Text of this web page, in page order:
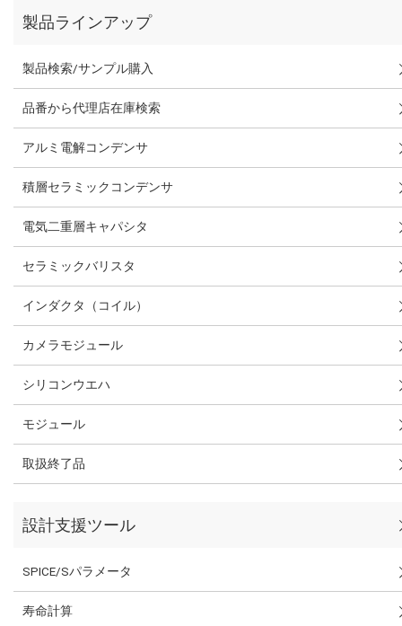
製品ラインアップ
製品検索/サンプル購入
品番から代理店在庫検索
アルミ電解コンデンサ
積層セラミックコンデンサ
電気二重層キャパシタ
セラミックバリスタ
インダクタ（コイル）
カメラモジュール
シリコンウエハ
モジュール
取扱終了品
設計支援ツール
SPICE/Sパラメータ
寿命計算